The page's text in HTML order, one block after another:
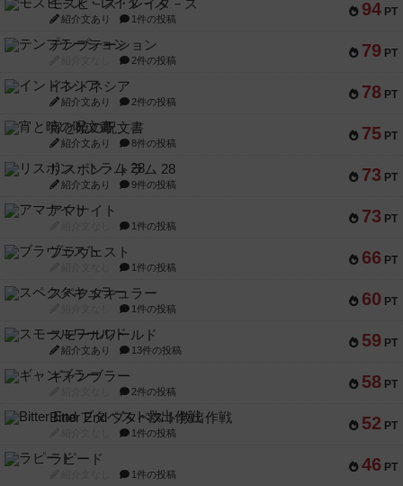
94 PT
モズビ－ズ・レイダ－ズ
紹介文あり 1件の投稿
79 PT
テンプテーション
2件の投稿
78 PT
インドネシア
紹介文あり 2件の投稿
75 PT
宵と暁の呪文書
紹介文あり 8件の投稿
73 PT
リスボン・トラム 28
紹介文あり 9件の投稿
73 PT
アマナイト
1件の投稿
66 PT
ブラヴェスト
1件の投稿
60 PT
スペクタキュラー
1件の投稿
59 PT
スモールワールド
紹介文あり 13件の投稿
58 PT
ギャンブラー
2件の投稿
52 PT
Bitter End ブタペスト救出作戦
1件の投稿
46 PT
ラピード
1件の投稿